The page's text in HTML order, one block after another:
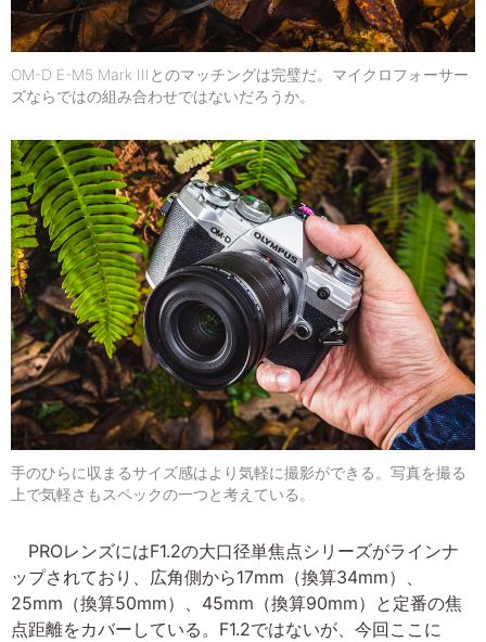
OM-D E-M5 Mark IIIとのマッチングは完璧だ。マイクロフォーサー
ズならではの組み合わせではないだろうか。
手のひらに収まるサイズ感はより気軽に撮影ができる。写真を撮る
上で気軽さもスペックの一つと考えている。
PROレンズにはF1.2の大口径単焦点シリーズがラインナ
ップされており、広角側から17mm（換算34mm）、
25mm（換算50mm）、45mm（換算90mm）と定番の焦
点距離をカバーしている。F1.2ではないが、今回ここに